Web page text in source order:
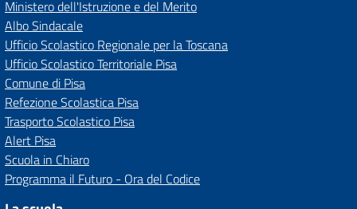
Ministero dell'Istruzione e del Merito
Albo Sindacale
Ufficio Scolastico Regionale per la Toscana
Ufficio Scolastico Territoriale Pisa
Comune di Pisa
Refezione Scolastica Pisa
Trasporto Scolastico Pisa
Alert Pisa
Scuola in Chiaro
Programma il Futuro - Ora del Codice